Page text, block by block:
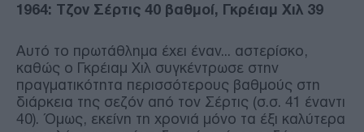
1964: Τζον Σέρτις 40 βαθμοί, Γκρέιαμ Χιλ 39
Αυτό το πρωτάθλημα έχει έναν... αστερίσκο,
καθώς ο Γκρέιαμ Χιλ συγκέντρωσε στην
πραγματικότητα περισσότερους βαθμούς στη
διάρκεια της σεζόν από τον Σέρτις (σ.σ. 41 έναντι
40). Όμως, εκείνη τη χρονιά μόνο τα έξι καλύτερα